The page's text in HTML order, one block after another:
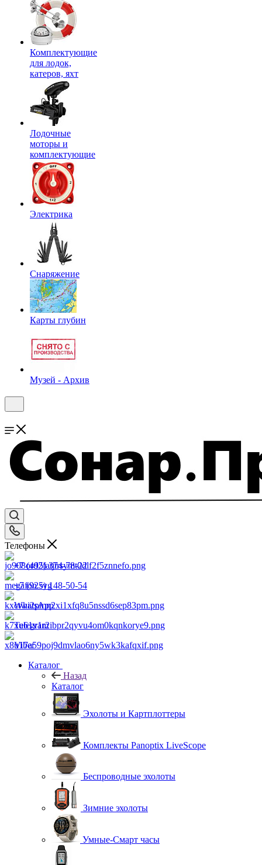
Комплектующие
для лодок,
катеров, яхт
Лодочные
моторы и
комплектующие
Электрика
Снаряжение
Карты глубин
Музей - Архив
Телефоны
+7 (495) 374-78-22
+7 (925) 148-50-54
WhatsApp
Telegram
Viber
Каталог
Назад
Каталог
Эхолоты и Картплоттеры
Комплекты Panoptix LiveScope
Беспроводные эхолоты
Зимние эхолоты
Умные-Смарт часы